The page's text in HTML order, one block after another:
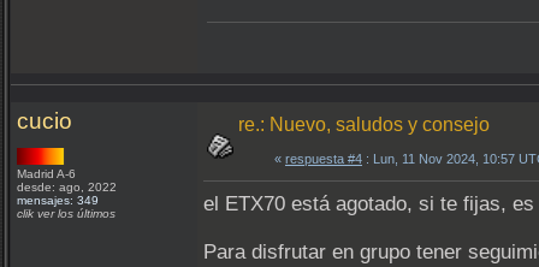
cucio
Madrid A-6
desde: ago, 2022
mensajes: 349
clik ver los últimos
re.: Nuevo, saludos y consejo
« respuesta #4 : Lun, 11 Nov 2024, 10:57
el ETX70 está agotado, si te fijas,
Para disfrutar en grupo tener